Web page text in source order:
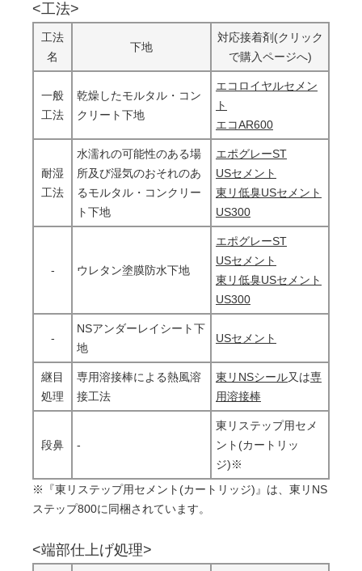
<工法>
工法
名
下地
対応接着剤(クリック
で購入ページへ)
一般
工法
乾燥したモルタル・コン
クリート下地
エコロイヤルセメン
ト
エコAR600
耐湿
工法
水濡れの可能性のある場
所及び湿気のおそれのあ
るモルタル・コンクリー
ト下地
エポグレーST
USセメント
東リ低臭USセメント
US300
- ウレタン塗膜防水下地
エポグレーST
USセメント
東リ低臭USセメント
US300
-
NSアンダーレイシート下
地
USセメント
継目
処理
専用溶接棒による熱風溶
接工法
東リNSシール又は専
用溶接棒
段鼻 -
東リステップ用セメ
ント(カートリッ
ジ)※
※『東リステップ用セメント(カートリッジ)』は、東リNS
ステップ800に同梱されています。
<端部仕上げ処理>